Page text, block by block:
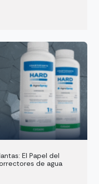
El Papel del
de agua